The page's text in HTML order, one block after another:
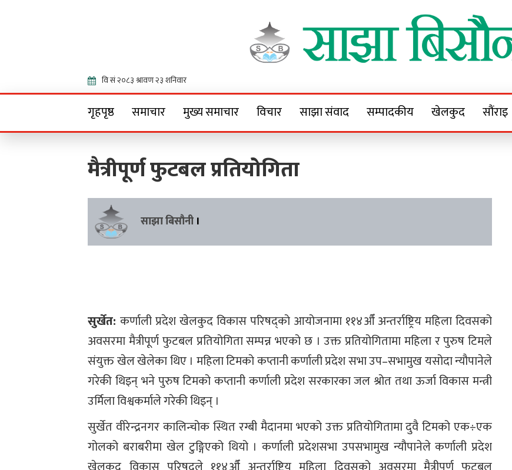
Sajha Bisaunee
गृहपृष्ठ समाचार मुख्य समाचार विचार साझा संवाद सम्पादकीय खेलकुद सौंराइ
मैत्रीपूर्ण फुटबल प्रतियोगिता
साझा बिसौनी ।
सुर्खेत:कर्णाली प्रदेश खेलकुद विकास परिषद्को आयोजनामा ११४औँ अन्तर्राष्ट्रिय महिला दिवसको
अवसरमा मैत्रीपूर्ण फुटबल प्रतियोगिता सम्पन्न भएको छ । उक्त प्रतियोगितामा महिला र पुरुष टिमले
संयुक्त खेल खेलेका थिए । महिला टिमको कप्तानी कर्णाली प्रदेश सभा उप–सभामुख यसोदा न्यौपानेले
गरेकी थिइन् भने पुरुष टिमको कप्तानी कर्णाली प्रदेश सरकारका जल श्रोत तथा ऊर्जा विकास मन्त्री
उर्मिला विश्वकर्माले गरेकी थिइन् ।
सुर्खेत वीरेन्द्रनगर कालिन्चोक स्थित रग्बी मैदानमा भएको उक्त प्रतियोगितामा दुवै टिमको एक÷एक
गोलको बराबरीमा खेल टुङ्गिएको थियो । कर्णाली प्रदेशसभा उपसभामुख न्यौपानेले कर्णाली प्रदेश